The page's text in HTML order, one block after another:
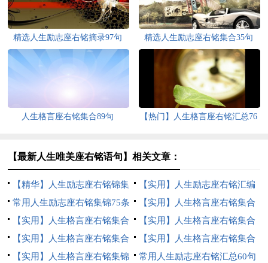
精选人生励志座右铭摘录97句 精选人生励志座右铭集合35句
人生格言座右铭集合89句
【热门】人生格言座右铭汇总76
【最新人生唯美座右铭语句】相关文章：
【精华】人生励志座右铭锦集
73句
【实用】人生励志座右铭汇编
78句
常用人生励志座右铭集锦75条
【实用】人生格言座右铭集合
76句
【实用】人生格言座右铭集合
79句
【实用】人生格言座右铭集合
56句
【实用】人生格言座右铭集合
30句
【实用】人生格言座右铭集合
36句
【实用】人生格言座右铭集锦 常用人生励志座右铭汇总60句